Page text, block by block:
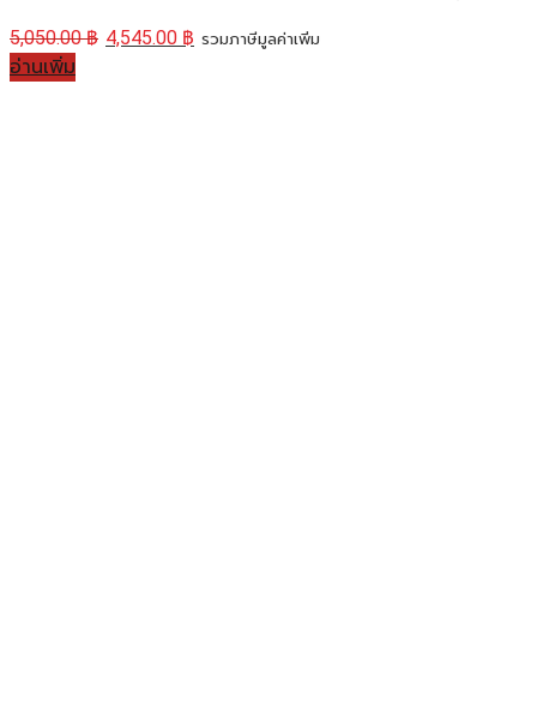
5,050.00฿ 4,545.00 ฿ รวมภาษีมูลค่าเพิ่ม
อ่านเพิ่ม